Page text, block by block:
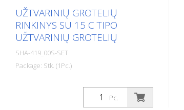
UŽTVARINIŲ GROTELIŲ
RINKINYS SU 15 C TIPO
UŽTVARINIŲ GROTELIŲ
SHA-419_00S-SET
Package: Stk. (1Pc.)
Užtvarinių grotelių rinkinys su 15 C tipo
Pc.